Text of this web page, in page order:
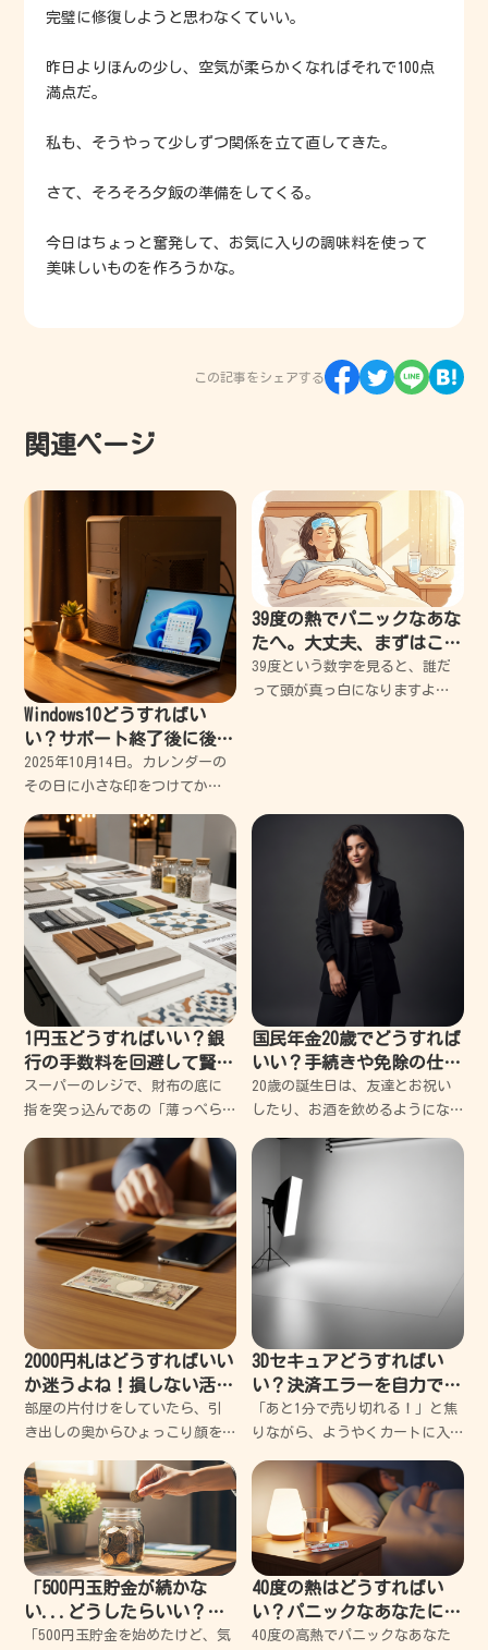
完璧に修復しようと思わなくていい。
昨日よりほんの少し、空気が柔らかくなればそれで100点
満点だ。
私も、そうやって少しずつ関係を立て直してきた。
さて、そろそろ夕飯の準備をしてくる。
今日はちょっと奮発して、お気に入りの調味料を使って
美味しいものを作ろうかな。
この記事をシェアする
関連ページ
Windows10どうすればい
い？サポート終了後に後悔
しないための対策法
2025年10月14日。カレンダーの
その日に小さな印をつけてか
時間が増えました。 長年連れ添
った仕事道具には、どうしても
愛着が湧くものです。キーボー
ドの隙間に詰まっ
39度の熱でパニックなあな
たへ。大丈夫、まずはこれ
を読んで。失敗から学んだ
安心の対処法
39度という数字を見ると、誰だ
って頭が真っ白になりますよ
1円玉どうすればいい？銀
行の手数料を回避して賢く
使い切るコツ
スーパーのレジで、財布の底に
指を突っ込んであの「薄っぺら
えめに言っても苦痛だ。 後ろに
並ぶおじさんの舌打ちが聞こえ
てくるような気がして、結局諦
めて千円札を出してしまう
国民年金20歳でどうすれば
いい？手続きや免除の仕組
みを優しく教えるね
20歳の誕生日は、友達とお祝い
したり、お酒を飲めるようにな
った気分でワクワクするよね。
でも、そんな楽しい気分のとこ
ろに、日本年金機構から「国民
年金」と書かれた青い封筒やハ
ガ
2000円札はどうすればいい
か迷うよね！損しない活用
法を失敗談から紹介
部屋の片付けをしていたら、引
き出しの奥からひょっこり顔を
なと思う反面、正直「これ、ど
うすればいいんだ？」って一瞬
フリーズしちゃうよね。僕も
昔、ラッキーだと思って財布に
入
3Dセキュアどうすればい
い？決済エラーを自力で突
破する超簡単解決ガイド
「あと1分で売り切れる！」と焦
りながら、ようやくカートに入
情報を入力して、さあ注文確定
だと思った瞬間に表示されたあ
の「白い画面」。 パスワードを
入力してくださいと言わ
「500円玉貯金が続かな
い...どうしたらいい？」
挫折だらけの私でも10万円
「500円玉貯金を始めたけど、気
40度の熱はどうすればい
い？パニックなあなたに寄
り添う、失敗しない緊急対
40度の高熱でパニックなあなた